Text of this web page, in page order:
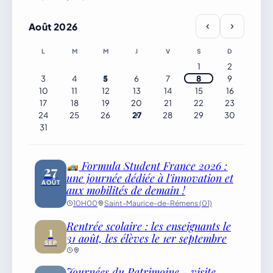
Août 2026 ‹ ›
L M M J V S D
1
2
3
4 5 6 7 8
9
10
11 12 13 14 15
16
17
18 19 20 21 22
23
24
25 26 27 28 29
30
31
27
AOÛT
Formula Student France 2026 :
une journée dédiée à l'innovation et
aux mobilités de demain !
10H00 Saint-Maurice-de-Rémens (01)
1
SEP
Rentrée scolaire : les enseignants le
31 août, les élèves le 1er septembre